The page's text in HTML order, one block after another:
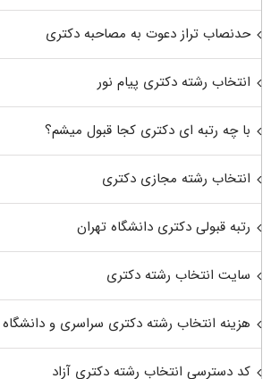
حدنصاب تراز دعوت به مصاحبه دکتری
انتخاب رشته دکتری پیام نور
با چه رتبه ای دکتری کجا قبول میشم؟
انتخاب رشته مجازی دکتری
رتبه قبولی دکتری دانشگاه تهران
سایت انتخاب رشته دکتری
هزینه انتخاب رشته دکتری سراسری و دانشگاه
کد دسترسی انتخاب رشته دکتری آزاد